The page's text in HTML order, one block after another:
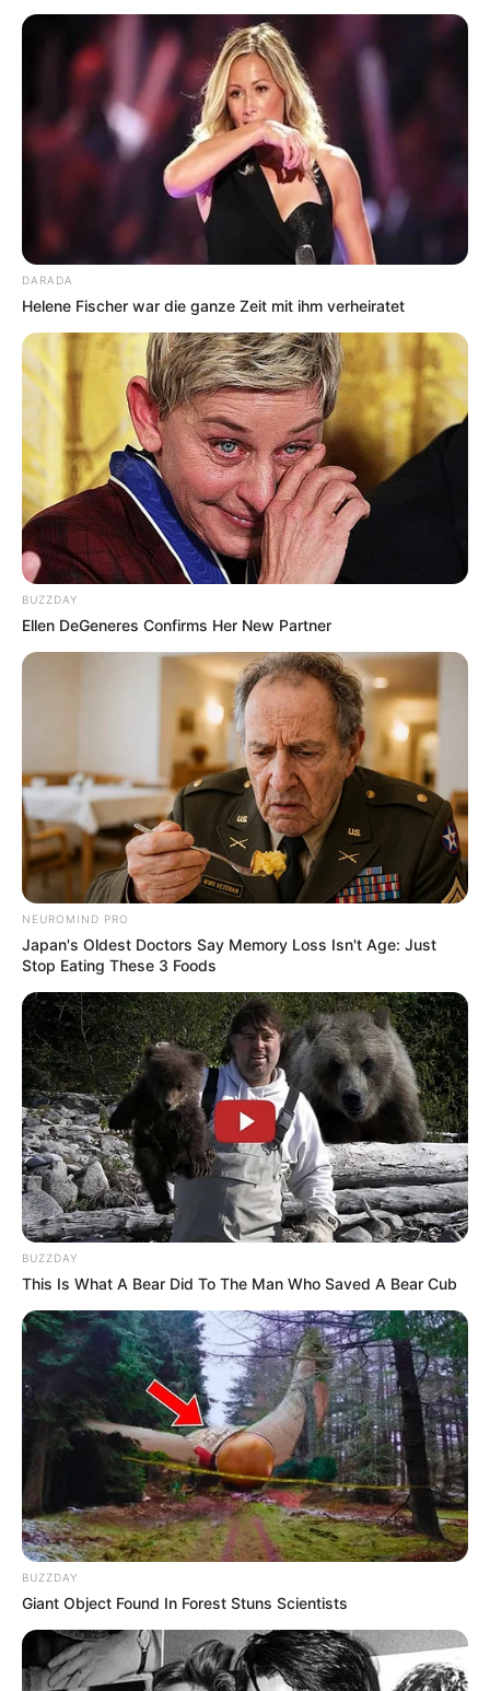
Auf einigen Seiten dieses Projektes sind Affiliate-
Angebote integriert. Wenn etwas darüber gebucht oder
gekauft wird, ist das eine Unterstützung, ohne dass sich
dadurch der Preis ändert.
DARADA
Helene Fischer war die ganze Zeit mit ihm verheiratet
BUZZDAY
Ellen DeGeneres Confirms Her New Partner
NEUROMIND PRO
Japan's Oldest Doctors Say Memory Loss Isn't Age: Just
Stop Eating These 3 Foods
BUZZDAY
This Is What A Bear Did To The Man Who Saved A Bear Cub
BUZZDAY
Giant Object Found In Forest Stuns Scientists